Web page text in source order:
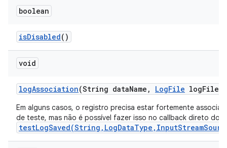
boolean
isDisabled()
void
logAssociation(String dataName , LogFile logFile)
Em alguns casos, o registro precisa estar fortemente
de teste, mas não é possível fazer isso no callback direto do